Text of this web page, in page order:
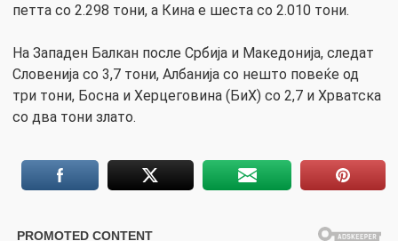
петта со 2.298 тони, а Кина е шеста со 2.010 тони.
На Западен Балкан после Србија и Македонија, следат
Словенија со 3,7 тони, Албанија со нешто повеќе од
три тони, Босна и Херцеговина (БиХ) со 2,7 и Хрватска
со два тони злато.